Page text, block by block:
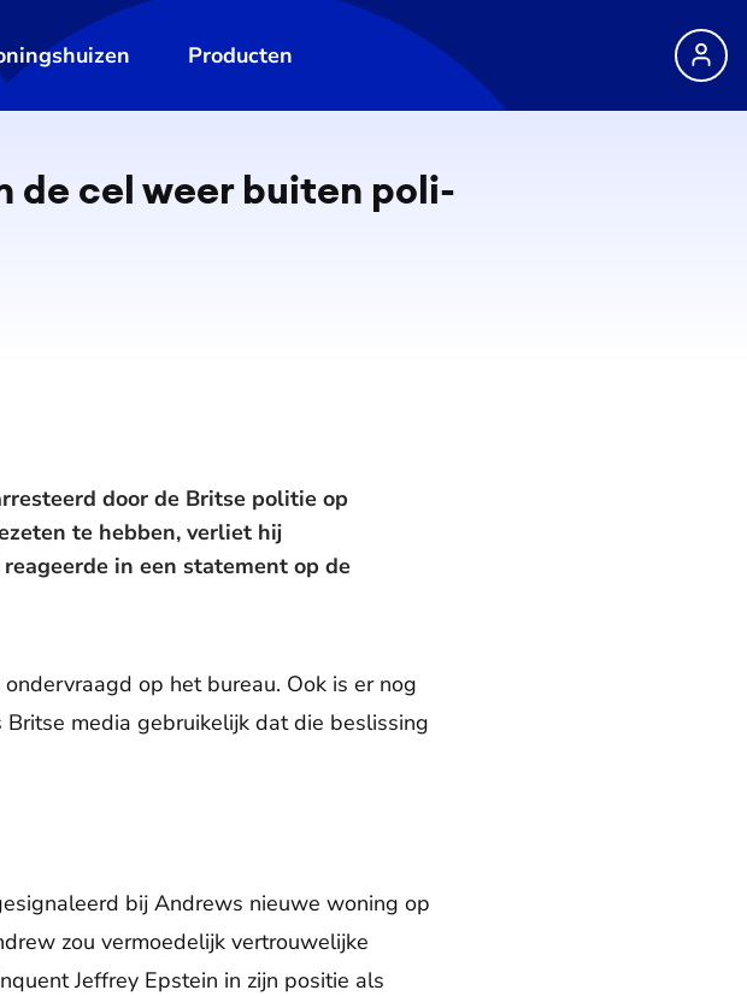
Producten
de cel weer buiten po­li­
door de Britse politie op
te hebben, verliet hij
in een statement op de
op het bureau. Ook is er nog
media gebruikelijk dat die beslissing
bij Andrews nieuwe woning op
zou vermoedelijk vertrouwelijke
Jeffrey Epstein in zijn positie als